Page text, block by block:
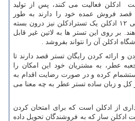
فعالیت می کنند، پس از تولید
قصد فروش عمده خود را دارند به طور
معمول به ازای هر ۱۰ الی ۱۲ ادکلن یک تسترادکلن نیز درون بسته
بر روی این تستر ها به لاتین غیر قابل
ادکلن آن را نتواند بفروشد .
و ارائه کردن رایگان تستر قصد دارند تا
عطر، به مشتریان خود این امکان را
کرده و در صورت رضایت اقدام به
کل و زبان ساده تستر عطر به چه معنا می
از ادکلن است که برای امتحان کردن
ساز که به فروشندگان تحویل داده